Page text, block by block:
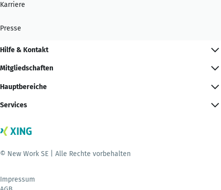
Karriere
Presse
Hilfe & Kontakt
Mitgliedschaften
Hauptbereiche
Services
© New Work SE | Alle Rechte vorbehalten
Impressum